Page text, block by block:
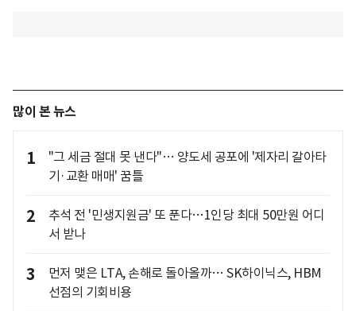
많이 본 뉴스
1
"그 세금 절대 못 낸다"… 양도세 공포에 '제자리 갈아타
기·교환 매매' 꿈틀
2
추석 전 '민생지원금' 또 푼다…1인당 최대 50만원 어디
서 받나
3
먼저 맺은 LTA, 손해로 돌아올까… SK하이닉스, HBM
선점의 기회비용